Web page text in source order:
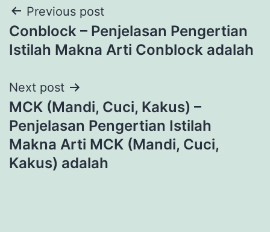
Post
navigation
Previous post
Conblock – Penjelasan Pengertian
Istilah Makna Arti Conblock adalah
Next post
MCK (Mandi, Cuci, Kakus) –
Penjelasan Pengertian Istilah
Makna Arti MCK (Mandi, Cuci,
Kakus) adalah